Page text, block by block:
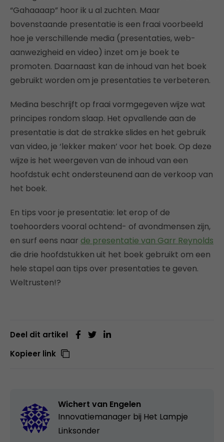
“Gahaaaap” hoor ik u al zuchten. Maar
bovenstaande presentatie is een fraai voorbeeld
hoe je verschillende media (presentaties, web-
aanwezigheid en video) inzet om je boek te
promoten. Daarnaast kan de inhoud van het boek
gebruikt worden om je presentaties te verbeteren.
Medina beschrijft op fraai vormgegeven wijze wat
principes rondom slaap. Het opvallende aan de
presentatie is dat de strakke slides en het gebruik
van video, je ‘lekker maken’ voor het boek. Op deze
wijze is het weergeven van de inhoud van een
hoofdstuk echt ondersteunend aan de verkoop van
het boek.
En tips voor je presentatie: let erop of de
toehoorders vooral ochtend- of avondmensen zijn,
en surf eens naar de presentatie van Garr Reynolds
die drie hoofdstukken uit het boek gebruikt om een
hele stapel aan tips over presentaties te geven.
Weltrusten!?
Deel dit artikel
Kopieer link
Wichert van Engelen
Innovatiemanager bij Het Lampje
Linksonder